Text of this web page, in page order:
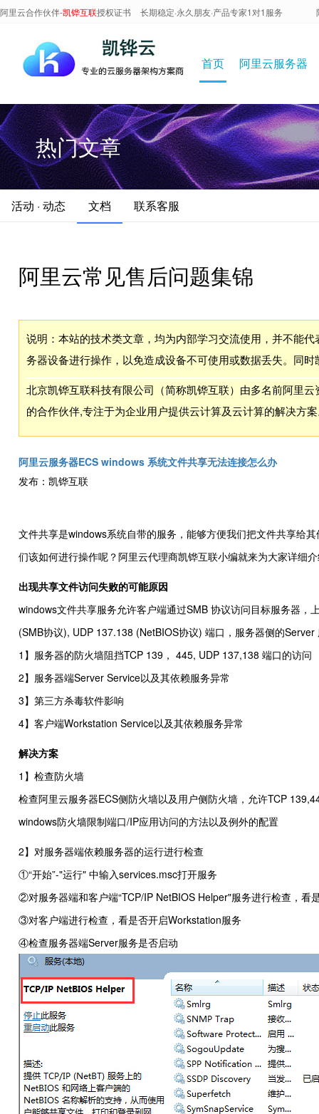
阿里云合作伙伴-凯铧互联授权证书 长期稳定·永久朋友·产品专家1对1服务
首页 阿里云服务器
热门文章
活动 · 动态 文档 联系客服
阿里云常见售后问题集锦
说明：本站的技术类文章，均为内部学习交流使用，并不能
务器设备进行操作，以免造成设备不可使用或数据丢失。同
北京凯铧互联科技有限公司（简称凯铧互联）由多名前阿里
的合作伙伴,专注于为企业用户提供云计算及云计算的解决方
阿里云服务器ECS windows 系统文件共享无法连接怎么办
发布：凯铧互联
文件共享是windows系统自带的服务，能够方便我们把文件共享给
们该如何进行操作呢？阿里云代理商凯铧互联小编就来为大家详细
出现共享文件访问失败的可能原因
windows文件共享服务允许客户端通过SMB 协议访问目标服务器
(SMB协议), UDP 137.138 (NetBIOS协议) 端口，服务器侧的
1】服务器的防火墙阻挡TCP 139， 445, UDP 137,138 端口的访问
2】服务器端Server Service以及其依赖服务异常
3】第三方杀毒软件影响
4】客户端Workstation Service以及其依赖服务异常
解决方案
1】检查防火墙
检查阿里云服务器ECS侧防火墙以及用户侧防火墙，允许TCP
windows防火墙限制端口/IP应用访问的方法以及例外的配置
2】对服务器端依赖服务器的运行进行检查
①“开始”-"运行" 中输入services.msc打开服务
②对服务器端和客户端“TCP/IP NetBIOS Helper"服务进行检查，看
③对客户端进行检查，看是否开启Workstation服务
④检查服务器端Server服务是否启动